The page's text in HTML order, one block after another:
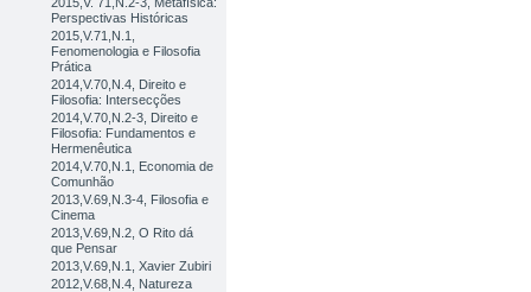
Perspectivas Históricas
2015,V.71,N.1,
Fenomenologia e Filosofia
Prática
2014,V.70,N.4, Direito e
Filosofia: Intersecções
2014,V.70,N.2-3, Direito e
Filosofia: Fundamentos e
Hermenêutica
2014,V.70,N.1, Economia de
Comunhão
2013,V.69,N.3-4, Filosofia e
Cinema
2013,V.69,N.2, O Rito dá
que Pensar
2013,V.69,N.1, Xavier Zubiri
2012,V.68,N.4, Natureza